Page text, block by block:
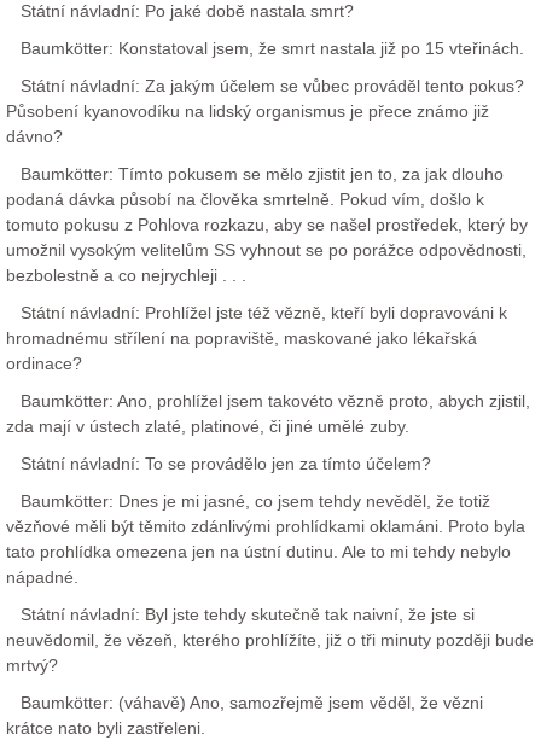
Státní návladní: Po jaké době nastala smrt?
Baumkötter: Konstatoval jsem, že smrt nastala již po 15 vteřinách.
Státní návladní: Za jakým účelem se vůbec prováděl tento pokus?
Působení kyanovodíku na lidský organismus je přece známo již
dávno?
Baumkötter: Tímto pokusem se mělo zjistit jen to, za jak dlouho
podaná dávka působí na člověka smrtelně. Pokud vím, došlo k
tomuto pokusu z Pohlova rozkazu, aby se našel prostředek, který by
umožnil vysokým velitelům SS vyhnout se po porážce odpovědnosti,
bezbolestně a co nejrychleji . . .
Státní návladní: Prohlížel jste též vězně, kteří byli dopravováni k
hromadnému střílení na popraviště, maskované jako lékařská
ordinace?
Baumkötter: Ano, prohlížel jsem takovéto vězně proto, abych zjistil,
zda mají v ústech zlaté, platinové, či jiné umělé zuby.
Státní návladní: To se provádělo jen za tímto účelem?
Baumkötter: Dnes je mi jasné, co jsem tehdy nevěděl, že totiž
vězňové měli být těmito zdánlivými prohlídkami oklamáni. Proto byla
tato prohlídka omezena jen na ústní dutinu. Ale to mi tehdy nebylo
nápadné.
Státní návladní: Byl jste tehdy skutečně tak naivní, že jste si
neuvědomil, že vězeň, kterého prohlížíte, již o tři minuty později bude
mrtvý?
Baumkötter: (váhavě) Ano, samozřejmě jsem věděl, že vězni
krátce nato byli zastřeleni.